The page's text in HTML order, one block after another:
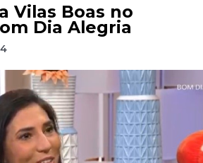
Vilas Boas no
Dia Alegria